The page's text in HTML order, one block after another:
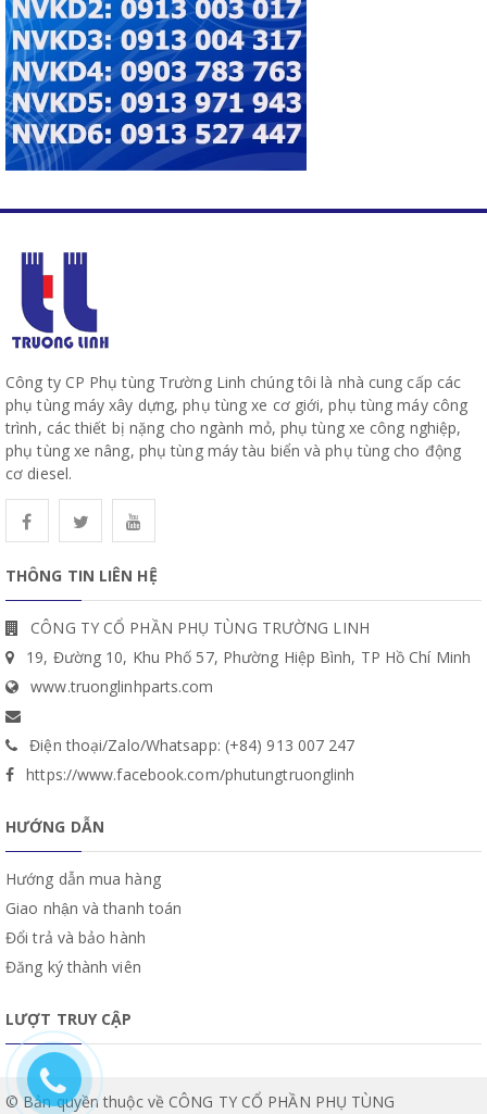
Công ty CP Phụ tùng Trường Linh chúng tôi là nhà cung cấp các
phụ tùng máy xây dựng, phụ tùng xe cơ giới, phụ tùng máy công
trình, các thiết bị nặng cho ngành mỏ, phụ tùng xe công nghiệp,
phụ tùng xe nâng, phụ tùng máy tàu biển và phụ tùng cho động
cơ diesel.
THÔNG TIN LIÊN HỆ
CÔNG TY CỔ PHẦN PHỤ TÙNG TRƯỜNG LINH
19, Đường 10, Khu Phố 57, Phường Hiệp Bình, TP Hồ Chí Minh
www.truonglinhparts.com
Điện thoại/Zalo/Whatsapp: (+84) 913 007 247
https://www.facebook.com/phutungtruonglinh
HƯỚNG DẪN
Hướng dẫn mua hàng
Giao nhận và thanh toán
Đổi trả và bảo hành
Đăng ký thành viên
LƯỢT TRUY CẬP
© Bản quyền thuộc về CÔNG TY CỔ PHẦN PHỤ TÙNG